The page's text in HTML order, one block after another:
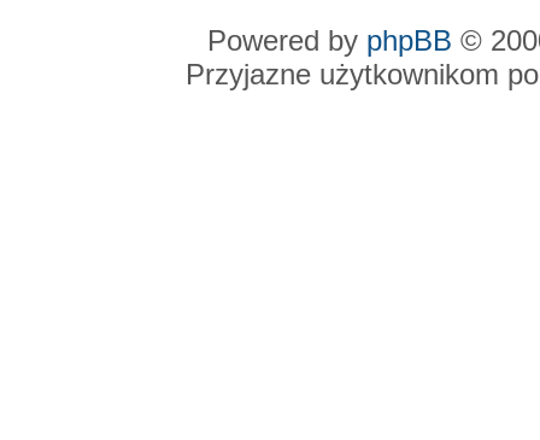
Powered by phpBB ©
Przyjazne użytkownikom